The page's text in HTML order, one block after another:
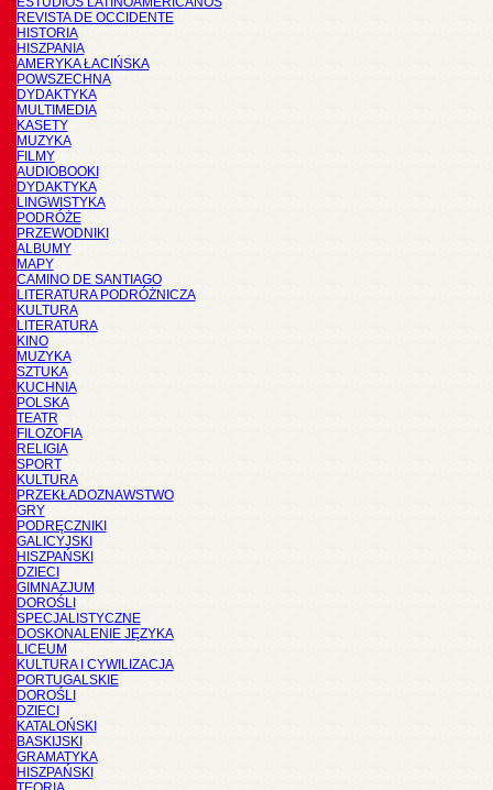
REVISTA DE OCCIDENTE
HISTORIA
HISZPANIA
AMERYKA ŁACIŃSKA
POWSZECHNA
DYDAKTYKA
MULTIMEDIA
KASETY
MUZYKA
FILMY
AUDIOBOOKI
DYDAKTYKA
LINGWISTYKA
PODRÓŻE
PRZEWODNIKI
ALBUMY
MAPY
CAMINO DE SANTIAGO
LITERATURA PODRÓŻNICZA
KULTURA
LITERATURA
KINO
MUZYKA
SZTUKA
KUCHNIA
POLSKA
TEATR
FILOZOFIA
RELIGIA
SPORT
KULTURA
PRZEKŁADOZNAWSTWO
GRY
PODRĘCZNIKI
GALICYJSKI
HISZPAŃSKI
DZIECI
GIMNAZJUM
DOROŚLI
SPECJALISTYCZNE
DOSKONALENIE JĘZYKA
LICEUM
KULTURA I CYWILIZACJA
PORTUGALSKIE
DOROŚLI
DZIECI
KATALOŃSKI
BASKIJSKI
GRAMATYKA
HISZPAŃSKI